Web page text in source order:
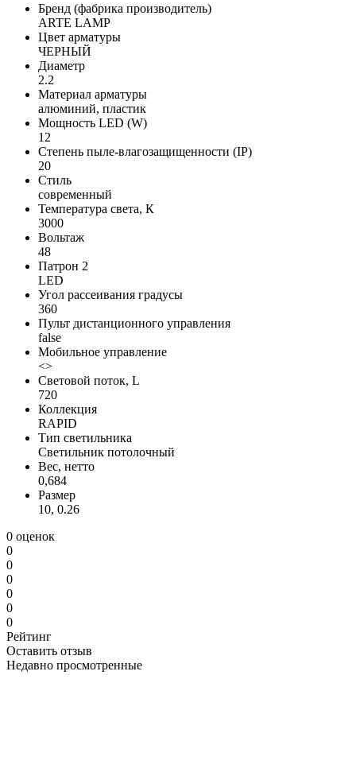
Бренд (фабрика производитель)
ARTE LAMP
Цвет арматуры
ЧЕРНЫЙ
Диаметр
2.2
Материал арматуры
алюминий, пластик
Мощность LED (W)
12
Степень пыле-влагозащищенности (IP)
20
Стиль
современный
Температура света, К
3000
Вольтаж
48
Патрон 2
LED
Угол рассеивания градусы
360
Пульт дистанционного управления
false
Мобильное управление
<>
Световой поток, L
720
Коллекция
RAPID
Тип светильника
Светильник потолочный
Вес, нетто
0,684
Размер
10, 0.26
0 оценок
0
0
0
0
0
0
Рейтинг
Оставить отзыв
Недавно просмотренные